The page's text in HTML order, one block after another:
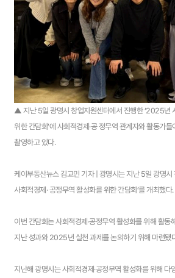
▲ 지난 5일 광명시 창업지원센터에서 진행한 ‘2025년
위한 간담회’에 사회적경제·공 정무역 관계자와 활동가
촬영하고 있다.
케이부동산뉴스 김교민 기자 | 광명시는 지난 5일 광명
사회적경제· 공정무역 활성화를 위한 간담회’를 개최했다.
이번 간담회는 사회적경제·공정무역 활성화를 위해 활동
지난 성과와 2025년 실천 과제를 논의하기 위해 마련됐
지난해 광명시는 사회적경제·공정무역 활성화를 위해 다